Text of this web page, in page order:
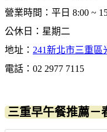
營業時間：平日 8:00 ~
公休日：星期二
地址： 241新北市三重區
電話：02 2977 7115
三重早午餐推薦－